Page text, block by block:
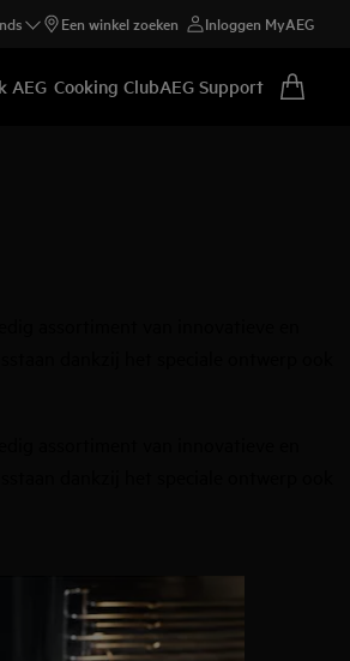
Een winkel zoeken Inloggen MyAEG
AEG Cooking ClubAEG Support